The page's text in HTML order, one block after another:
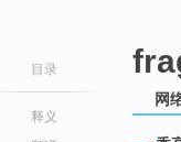
目录
释义
网